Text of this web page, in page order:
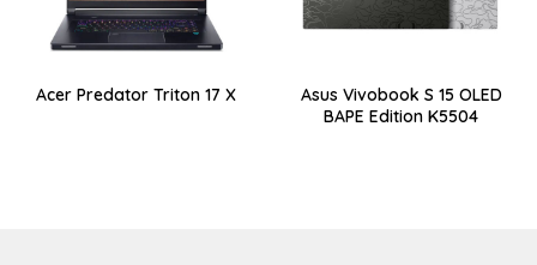
Acer Predator Triton 17 X
Asus Vivobook S 15 OLED
BAPE Edition K5504